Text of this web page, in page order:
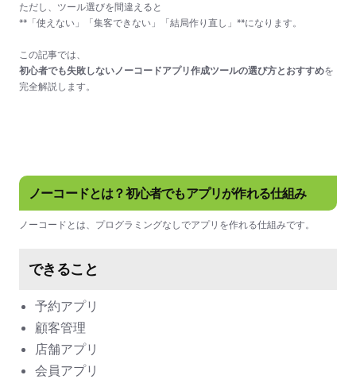
ただし、ツール選びを間違えると
**「使えない」「集客できない」「結局作り直し」**になります。
この記事では、
初心者でも失敗しないノーコードアプリ作成ツールの選び方とおすすめを
完全解説します。
ノーコードとは？初心者でもアプリが作れる仕組み
ノーコードとは、プログラミングなしでアプリを作れる仕組みです。
できること
予約アプリ
顧客管理
店舗アプリ
会員アプリ